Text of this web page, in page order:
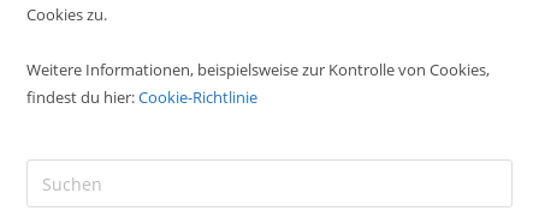
Cookies zu.
Weitere Informationen, beispielsweise zur Kontrolle von Cookies,
findest du hier:Cookie-Richtlinie